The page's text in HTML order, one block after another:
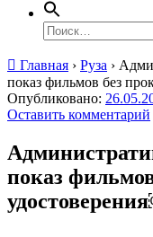
Найти:
Главная › Руза ›
показ фильмов без
Опубликовано:
Оставить комментарий
показ